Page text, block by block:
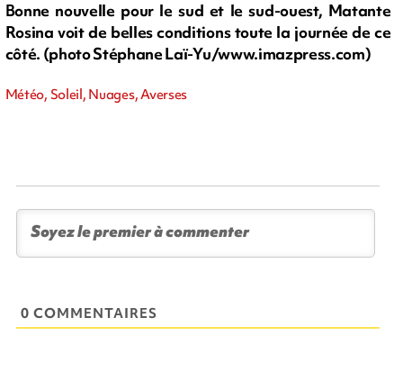
Bonne nouvelle pour le sud et le sud-ouest, Matante
Rosina voit de belles conditions toute la journée de ce
côté. (photo Stéphane Laï-Yu/www.imazpress.com)
Météo, Soleil, Nuages, Averses
0 COMMENTAIRES